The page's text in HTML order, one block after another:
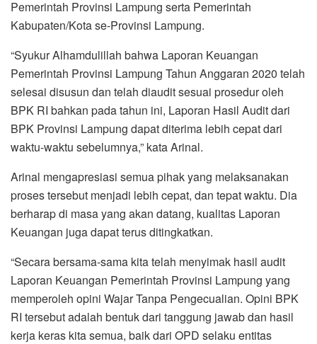
Pemerintah Provinsi Lampung serta Pemerintah
Kabupaten/Kota se-Provinsi Lampung.
“Syukur Alhamdulillah bahwa Laporan Keuangan
Pemerintah Provinsi Lampung Tahun Anggaran 2020 telah
selesai disusun dan telah diaudit sesuai prosedur oleh
BPK RI bahkan pada tahun ini, Laporan Hasil Audit dari
BPK Provinsi Lampung dapat diterima lebih cepat dari
waktu-waktu sebelumnya,” kata Arinal.
Arinal mengapresiasi semua pihak yang melaksanakan
proses tersebut menjadi lebih cepat, dan tepat waktu. Dia
berharap di masa yang akan datang, kualitas Laporan
Keuangan juga dapat terus ditingkatkan.
“Secara bersama-sama kita telah menyimak hasil audit
Laporan Keuangan Pemerintah Provinsi Lampung yang
memperoleh opini Wajar Tanpa Pengecualian. Opini BPK
RI tersebut adalah bentuk dari tanggung jawab dan hasil
kerja keras kita semua, baik dari OPD selaku entitas